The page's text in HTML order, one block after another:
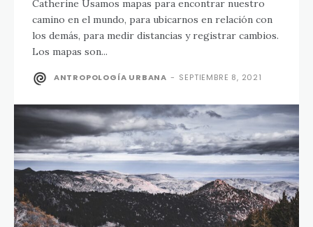
Catherine Usamos mapas para encontrar nuestro
camino en el mundo, para ubicarnos en relación con
los demás, para medir distancias y registrar cambios.
Los mapas son...
ANTROPOLOGÍA URBANA - SEPTIEMBRE 8, 2021